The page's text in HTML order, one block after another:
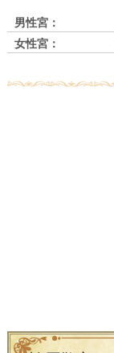
男性宮：
女性宮：